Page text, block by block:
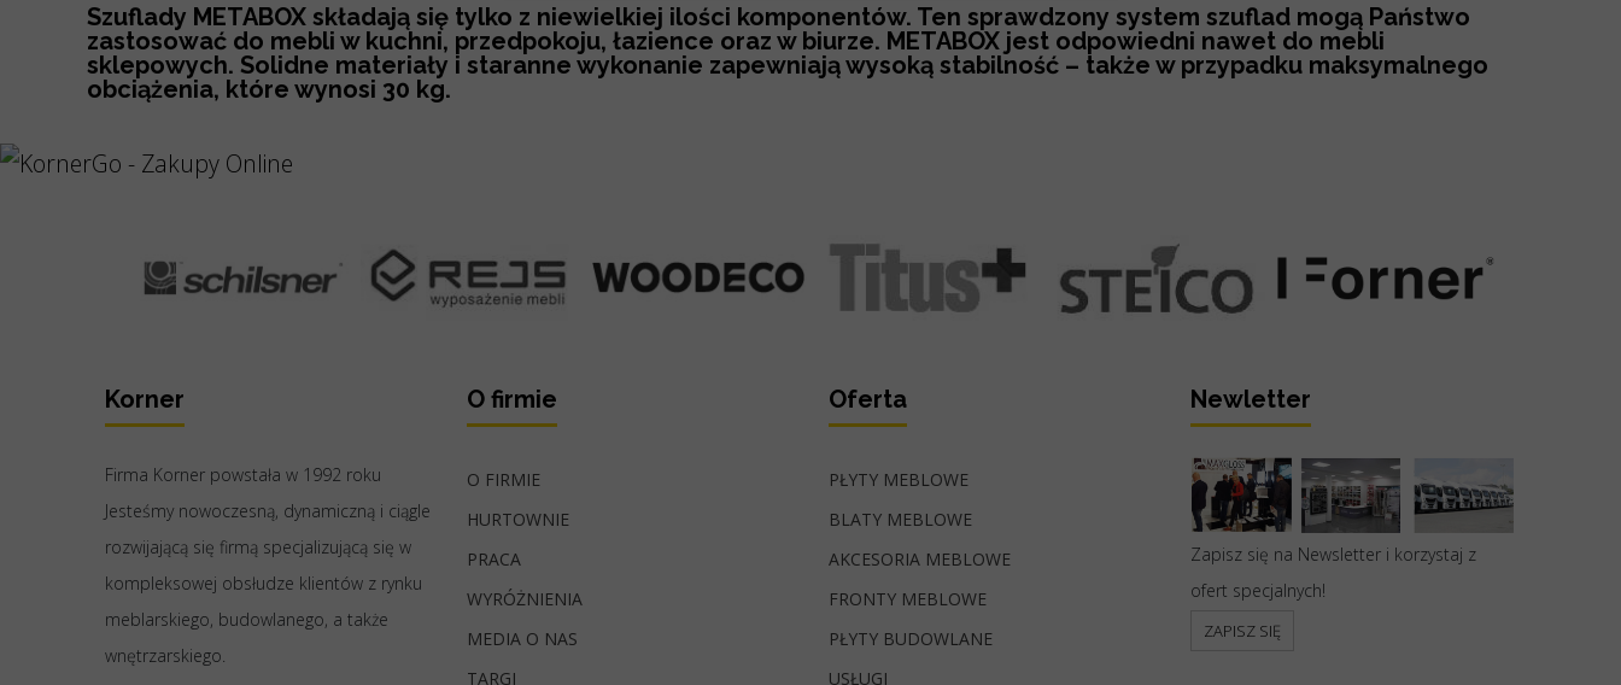
Szuflady METABOX składają się tylko z niewielkiej ilości komponentów. Ten sprawdzony system szuflad mogą Państwo
zastosować do mebli w kuchni, przedpokoju, łazience oraz w biurze. METABOX jest odpowiedni nawet do mebli
sklepowych. Solidne materiały i staranne wykonanie zapewniają wysoką stabilność – także w przypadku maksymalnego
obciążenia, które wynosi 30 kg.
Korner
Firma Korner powstała w 1992 roku
Jesteśmy nowoczesną, dynamiczną i ciągle
rozwijającą się firmą specjalizującą się w
kompleksowej obsłudze klientów z rynku
meblarskiego, budowlanego, a także
wnętrzarskiego.
O firmie
O FIRMIE
HURTOWNIE
PRACA
WYRÓŻNIENIA
MEDIA O NAS
TARGI
Oferta
PŁYTY MEBLOWE
BLATY MEBLOWE
AKCESORIA MEBLOWE
FRONTY MEBLOWE
PŁYTY BUDOWLANE
USŁUGI
Newletter
Zapisz się na Newsletter i korzystaj z
ofert specjalnych!
ZAPISZ SIĘ